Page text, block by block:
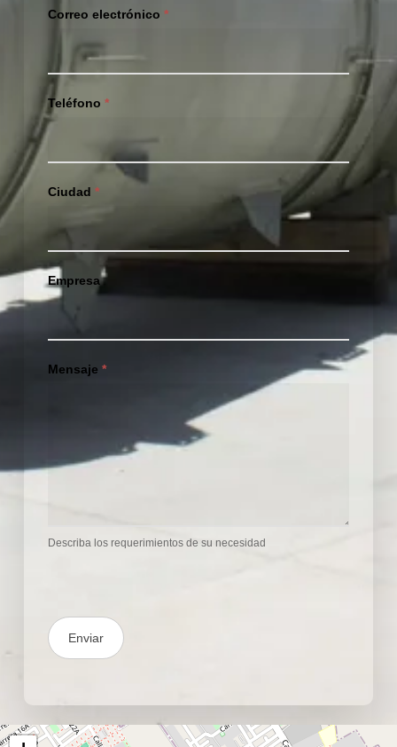
Correo electrónico *
Teléfono *
Ciudad *
Empresa
Mensaje *
Describa los requerimientos de su necesidad
Enviar